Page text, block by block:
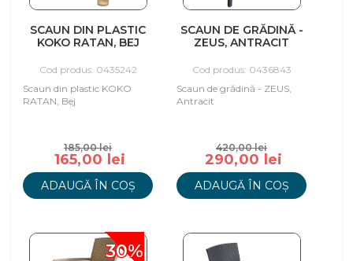
SCAUN DIN PLASTIC
KOKO RATAN, BEJ
Cod produs: 0435242
Scaun din plastic KOKO
RATAN, Bej
185,00 lei
165,00 lei
ADAUGĂ ÎN COȘ
SCAUN DE GRĂDINĂ -
ZEUS, ANTRACIT
Cod produs: 0436843
Scaun de grădină - ZEUS,
Antracit
420,00 lei
290,00 lei
ADAUGĂ ÎN COȘ
30%